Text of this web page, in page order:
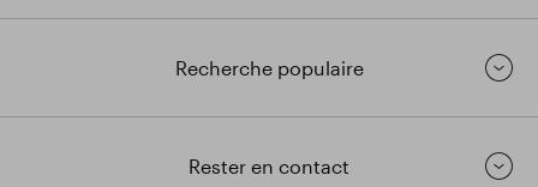
Recherche populaire
Rester en contact